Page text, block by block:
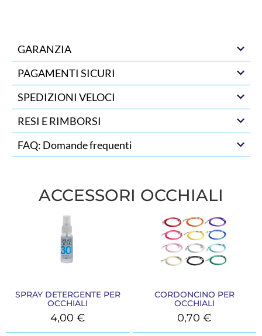
GARANZIA
PAGAMENTI SICURI
SPEDIZIONI VELOCI
RESI E RIMBORSI
FAQ: Domande frequenti
ACCESSORI OCCHIALI
SPRAY DETERGENTE PER
OCCHIALI
4,00€
CORDONCINO PER
OCCHIALI
0,70€